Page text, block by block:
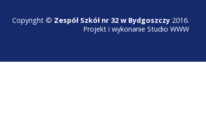
Copyright © Zespół Szkół nr 32 w Bydgoszczy2016.
Projekt i wykonanie Studio WWW